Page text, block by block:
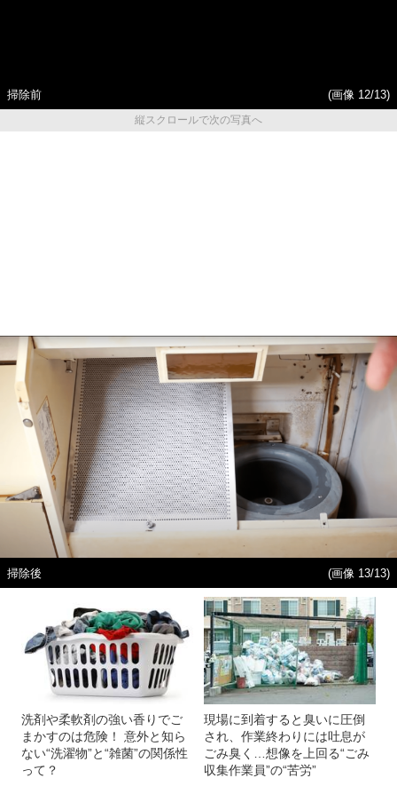
掃除前
(画像 12/13)
縦スクロールで次の写真へ
掃除後 (画像 13/13)
洗剤や柔軟剤の強い香りでご
まかすのは危険！ 意外と知ら
ない“洗濯物”と“雑菌”の関係性
って？
現場に到着すると臭いに圧倒
され、作業終わりには吐息が
ごみ臭く…想像を上回る“ごみ
収集作業員”の“苦労”